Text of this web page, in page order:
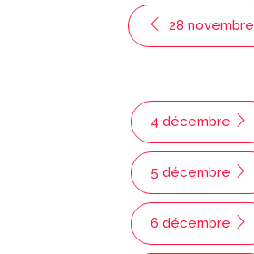
28 novembre
4 décembre
5 décembre
6 décembre